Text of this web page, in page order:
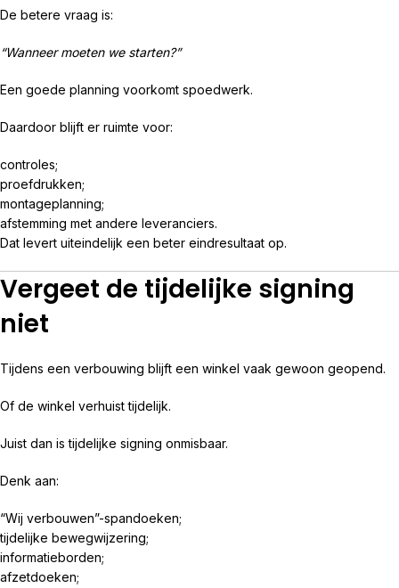
De betere vraag is:
“Wanneer moeten we starten?”
Een goede planning voorkomt spoedwerk.
Daardoor blijft er ruimte voor:
controles;
proefdrukken;
montageplanning;
afstemming met andere leveranciers.
Dat levert uiteindelijk een beter eindresultaat op.
Vergeet de tijdelijke signing
niet
Tijdens een verbouwing blijft een winkel vaak gewoon geopend.
Of de winkel verhuist tijdelijk.
Juist dan is tijdelijke signing onmisbaar.
Denk aan:
“Wij verbouwen”-spandoeken;
tijdelijke bewegwijzering;
informatieborden;
afzetdoeken;